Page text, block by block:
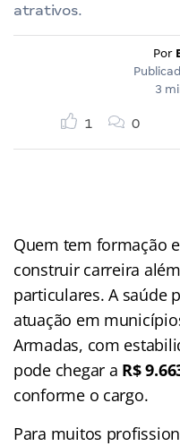
atrativos.
Por
3
1 0
Quem tem formação
construir carreira
particulares. A saúde
atuação em
Armadas, com
pode chegar a R$
conforme o cargo.
Para muitos